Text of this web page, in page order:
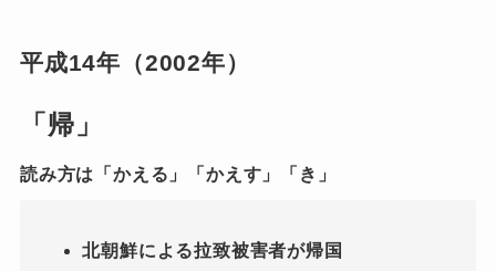
平成14年（2002年）
「帰」
読み方は「かえる」「かえす」「き」
北朝鮮による拉致被害者が帰国